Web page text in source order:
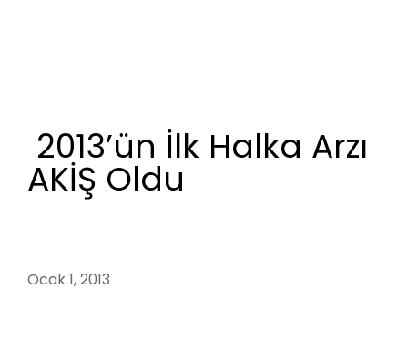
2013’ün İlk Halka Arzı
AKİŞ Oldu
Ocak 1, 2013